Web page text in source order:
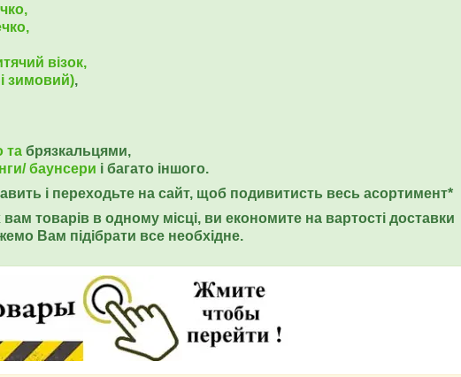
візок,
зимовий),
та брязкальцями,
баунсери і багато іншого.
і переходьте на сайт, щоб подивитисть весь асортимент*
товарів в одному місці, ви економите на вартості доставки
Вам підібрати все необхідне.